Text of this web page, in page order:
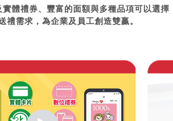
體禮券、豐富的面額與多種品項可以選擇
禮需求，為企業及員工創造雙贏。